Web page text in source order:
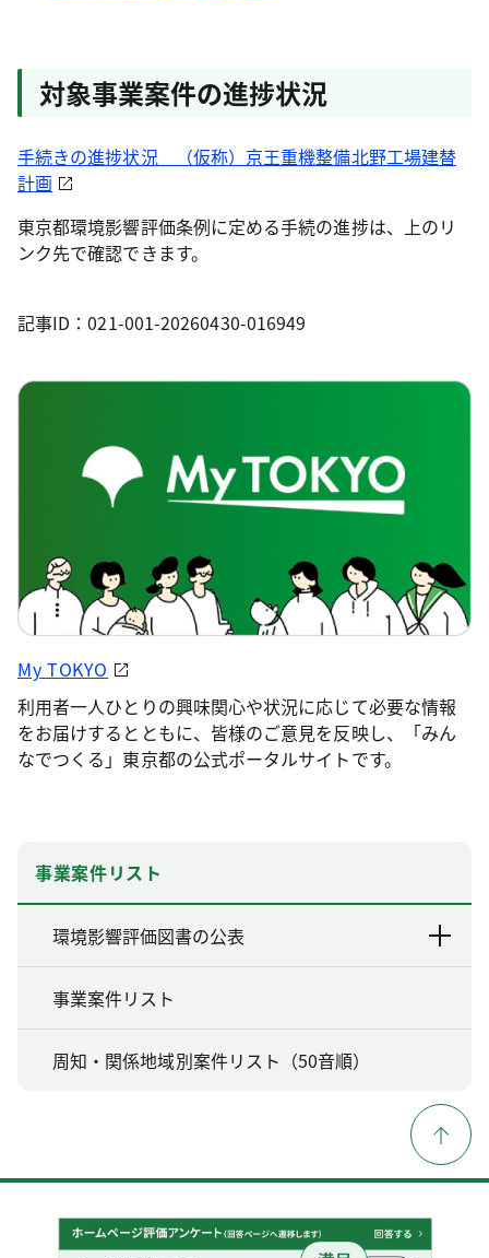
対象事業案件の進捗状況
手続きの進捗状況 （仮称）京王重機整備北野工場建替
計画
東京都環境影響評価条例に定める手続の進捗は、上のリ
ンク先で確認できます。
記事ID：021-001-20260430-016949
My TOKYO
利用者一人ひとりの興味関心や状況に応じて必要な情報
をお届けするとともに、皆様のご意見を反映し、「みん
なでつくる」東京都の公式ポータルサイトです。
事業案件リスト
環境影響評価図書の公表
事業案件リスト
周知・関係地域別案件リスト（50音順）